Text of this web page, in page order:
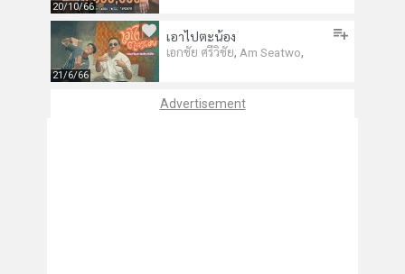
20/10/66
เอาไปตะน้อง
เอกชัย ศรีวิชัย, Am Seatwo,
21/6/66
Advertisement